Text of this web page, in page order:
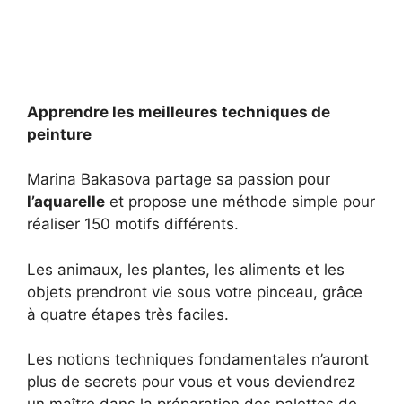
Apprendre les meilleures techniques de
peinture
Marina Bakasova partage sa passion pour
l’aquarelle et propose une méthode simple pour
réaliser 150 motifs différents.
Les animaux, les plantes, les aliments et les
objets prendront vie sous votre pinceau, grâce
à quatre étapes très faciles.
Les notions techniques fondamentales n’auront
plus de secrets pour vous et vous deviendrez